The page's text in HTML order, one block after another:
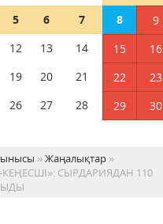
5 6 7 8
9
12 13 14 15
16
19 20 21 22
23
26 27 28 29
30
»Жаңалықтар »
СЫРДАРИЯДАН 110